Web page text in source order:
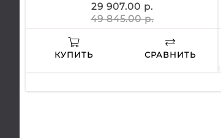
29 907.00 р.
49 845.00 р.
КУПИТЬ СРАВНИТЬ